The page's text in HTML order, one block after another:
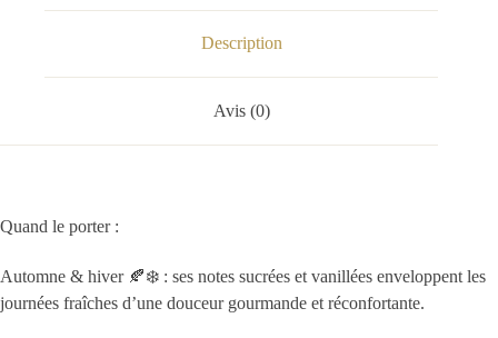
Description
Avis (0)
Quand le porter :
Automne & hiver 🍂❄️ : ses notes sucrées et vanillées enveloppent les
journées fraîches d’une douceur gourmande et réconfortante.